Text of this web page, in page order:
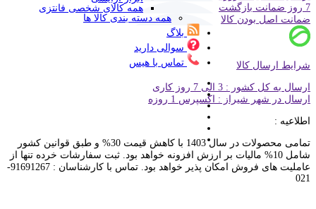
همه کالای شخصی فانتزی
همه دسته بندی کالا ها
بلاگ
سوالی دارید
تماس با هیس
7 روز ضمانت بازگشت
ضمانت اصل بودن کالا
شرایط ارسال کالا
ارسال به کل کشور : 3 الی 7 روز کاری
ارسال در شهر شیراز : اکسپرس 1 روزه
اطلاعیه :
تمامی محصولات در سال 1403 با کاهش قیمت 30% و طبق قوانین کشور
شامل 10% مالیات بر ارزش افزونه خواهد بود. ثبت سفارشات خرده تنها از
عاملیت های فروش امکان پذیر خواهد بود. تماس با کارشناسان : 91691267-
021